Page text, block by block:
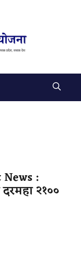
:
२१००